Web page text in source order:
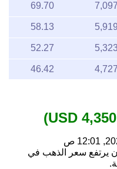
69.70
58.13
52.27
46.42
يرتفع سعر الذهب في